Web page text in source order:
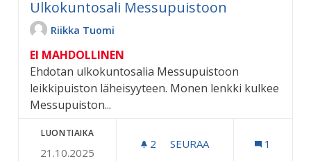
Ulkokuntosali Messupuistoon
Riikka Tuomi
EI MAHDOLLINEN
Ehdotan ulkokuntosalia Messupuistoon
leikkipuiston läheisyyteen. Monen lenkki kulkee
Messupuiston...
LUONTIAIKA
21.10.2025
2 2 SEURAAJAA
SEURAA 1